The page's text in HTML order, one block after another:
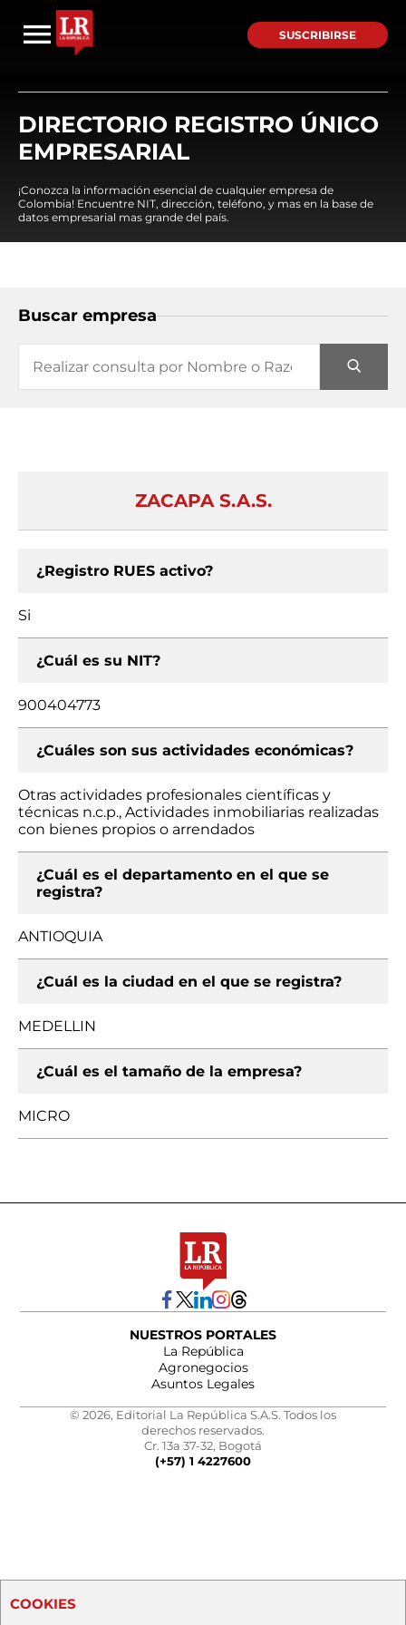
SUSCRIBIRSE
DIRECTORIO REGISTRO ÚNICO
EMPRESARIAL
¡Conozca la información esencial de cualquier empresa de
Colombia! Encuentre NIT, dirección, teléfono, y mas en la base de
datos empresarial mas grande del país.
Buscar empresa
ZACAPA S.A.S.
¿Registro RUES activo?
Si
¿Cuál es su NIT?
900404773
¿Cuáles son sus actividades económicas?
Otras actividades profesionales científicas y
técnicas n.c.p., Actividades inmobiliarias realizadas
con bienes propios o arrendados
¿Cuál es el departamento en el que se
registra?
ANTIOQUIA
¿Cuál es la ciudad en el que se registra?
MEDELLIN
¿Cuál es el tamaño de la empresa?
MICRO
NUESTROS PORTALES
La República
Agronegocios
Asuntos Legales
© 2026, Editorial La República S.A.S. Todos los
derechos reservados.
Cr. 13a 37-32, Bogotá
(+57) 1 4227600
COOKIES